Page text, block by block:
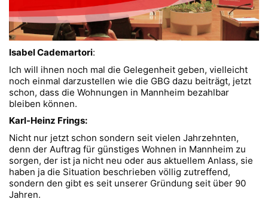
Video
Isabel Cademartori:
Ich will ihnen noch mal die Gelegenheit geben, vielleicht
noch einmal darzustellen wie die GBG dazu beiträgt, jetzt
schon, dass die Wohnungen in Mannheim bezahlbar
bleiben können.
Karl-Heinz Frings:
Nicht nur jetzt schon sondern seit vielen Jahrzehnten,
denn der Auftrag für günstiges Wohnen in Mannheim zu
sorgen, der ist ja nicht neu oder aus aktuellem Anlass, sie
haben ja die Situation beschrieben völlig zutreffend,
sondern den gibt es seit unserer Gründung seit über 90
Jahren.